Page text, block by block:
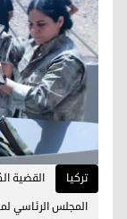
ترکیا القضية
المجلس الرئاسي